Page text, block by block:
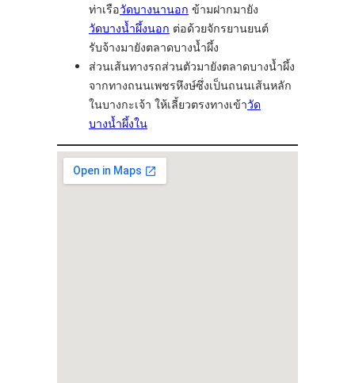
ท่าเรือวัดบางนานอก ข้ามฝากมายัง
วัดบางน้ำผึ้งนอก ต่อด้วยจักรยานยนต์
รับจ้างมายังตลาดบางน้ำผึ้ง
ส่วนเส้นทางรถส่วนตัวมายังตลาดบางน้ำผึ้ง
จากทางถนนเพชรหึงษ์ซึ่งเป็นถนนเส้นหลัก
ในบางกะเจ้า ให้เลี้ยวตรงทางเข้าวัด
บางน้ำผึ้งใน